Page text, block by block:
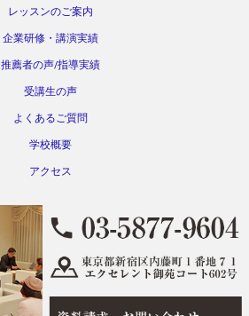
レッスンのご案内
企業研修・講演実績
推薦者の声/指導実績
受講生の声
よくあるご質問
学校概要
アクセス